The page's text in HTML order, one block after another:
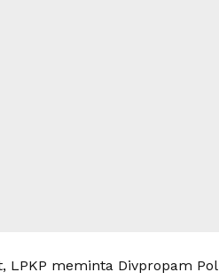
LPKP meminta Divpropam